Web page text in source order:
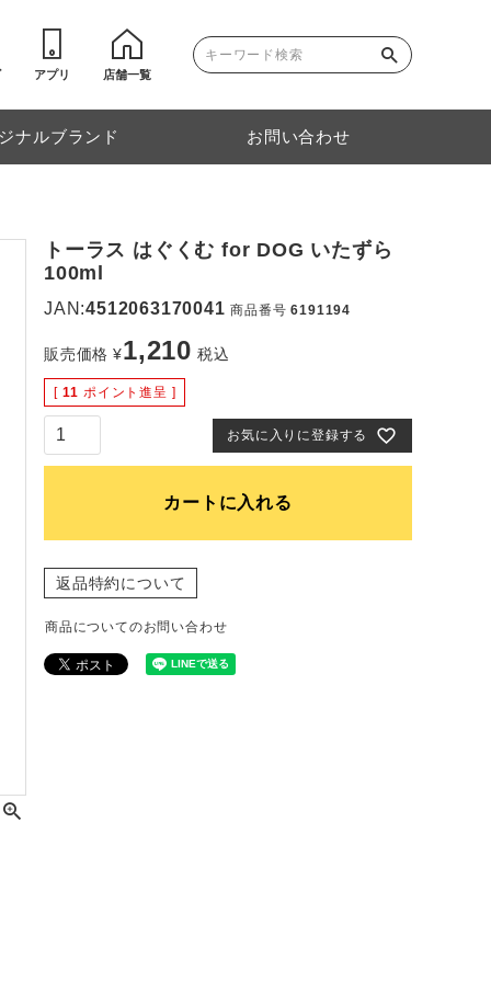
アプリ 店舗一覧
ナルブランド お問い合わせ
トーラス はぐくむ for DOG いたずら
100ml
JAN:4512063170041 商品番号 6191194
販売価格 ¥1,210 税込
[ 11 ポイント進呈 ]
お気に入りに登録する
カートに入れる
返品特約について
商品についてのお問い合わせ